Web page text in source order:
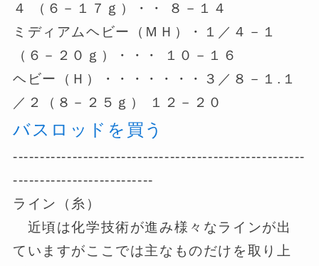
４ （６－１７ｇ）・・ ８－１４
ミディアムヘビー（ＭＨ）・１／４－１
（６－２０ｇ）・・・ １０－１６
ヘビー（Ｈ）・・・・・・・３／８－１.１
／２（８－２５ｇ） １２－２０
バスロッドを買う
------------------------------------------------------
--------------------------
ライン（糸）
近頃は化学技術が進み様々なラインが出
ていますがここでは主なものだけを取り上